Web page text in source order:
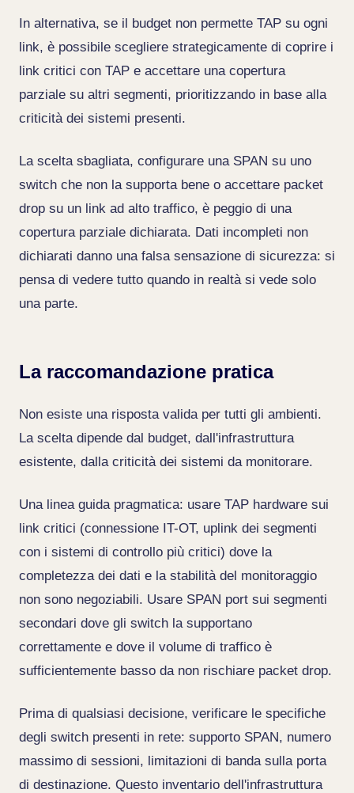
In alternativa, se il budget non permette TAP su ogni
link, è possibile scegliere strategicamente di coprire i
link critici con TAP e accettare una copertura
parziale su altri segmenti, prioritizzando in base alla
criticità dei sistemi presenti.
La scelta sbagliata, configurare una SPAN su uno
switch che non la supporta bene o accettare packet
drop su un link ad alto traffico, è peggio di una
copertura parziale dichiarata. Dati incompleti non
dichiarati danno una falsa sensazione di sicurezza: si
pensa di vedere tutto quando in realtà si vede solo
una parte.
La raccomandazione pratica
Non esiste una risposta valida per tutti gli ambienti.
La scelta dipende dal budget, dall'infrastruttura
esistente, dalla criticità dei sistemi da monitorare.
Una linea guida pragmatica: usare TAP hardware sui
link critici (connessione IT-OT, uplink dei segmenti
con i sistemi di controllo più critici) dove la
completezza dei dati e la stabilità del monitoraggio
non sono negoziabili. Usare SPAN port sui segmenti
secondari dove gli switch la supportano
correttamente e dove il volume di traffico è
sufficientemente basso da non rischiare packet drop.
Prima di qualsiasi decisione, verificare le specifiche
degli switch presenti in rete: supporto SPAN, numero
massimo di sessioni, limitazioni di banda sulla porta
di destinazione. Questo inventario dell'infrastruttura